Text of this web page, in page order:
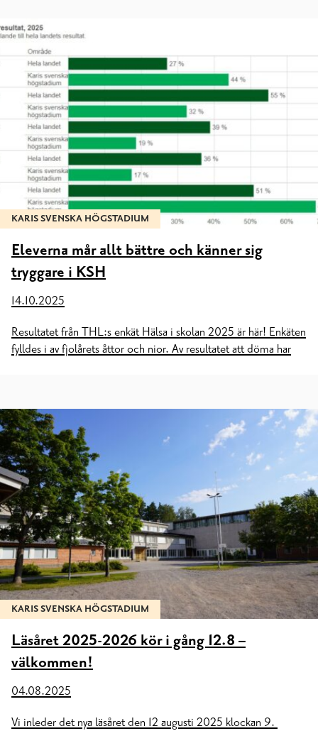
KARIS SVENSKA HÖGSTADIUM
Eleverna mår allt bättre och känner sig
tryggare i KSH
14.10.2025
Resultatet från THL:s enkät Hälsa i skolan 2025 är här! Enkäten
fylldes i av fjolårets åttor och nior. Av resultatet att döma har
KARIS SVENSKA HÖGSTADIUM
Läsåret 2025-2026 kör i gång 12.8 –
välkommen!
04.08.2025
Vi inleder det nya läsåret den 12 augusti 2025 klockan 9.